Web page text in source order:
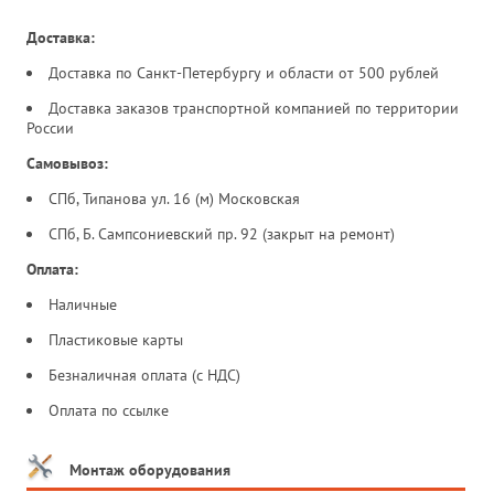
Доставка:
Доставка по Санкт-Петербургу и области от 500 рублей
Доставка заказов транспортной компанией по территории
России
Самовывоз:
СПб, Типанова ул. 16 (м) Московская
СПб, Б. Сампсониевский пр. 92 (закрыт на ремонт)
Оплата:
Наличные
Пластиковые карты
Безналичная оплата (с НДС)
Оплата по ссылке
Монтаж оборудования